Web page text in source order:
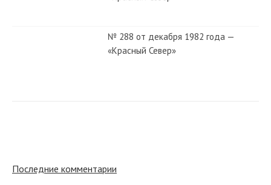
№ 288 от декабря 1982 года —
«Красный Север»
Последние комментарии